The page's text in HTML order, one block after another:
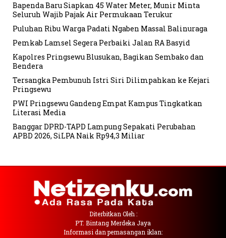
Bapenda Baru Siapkan 45 Water Meter, Munir Minta
Seluruh Wajib Pajak Air Permukaan Terukur
Puluhan Ribu Warga Padati Ngaben Massal Balinuraga
Pemkab Lamsel Segera Perbaiki Jalan RA Basyid
Kapolres Pringsewu Blusukan, Bagikan Sembako dan
Bendera
Tersangka Pembunuh Istri Siri Dilimpahkan ke Kejari
Pringsewu
PWI Pringsewu Gandeng Empat Kampus Tingkatkan
Literasi Media
Banggar DPRD-TAPD Lampung Sepakati Perubahan
APBD 2026, SiLPA Naik Rp94,3 Miliar
Diterbitkan Oleh :
PT. Bintang Merdeka Jaya
Informasi dan pemasangan iklan: